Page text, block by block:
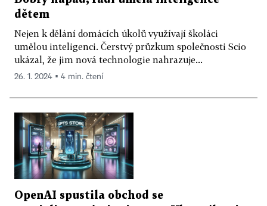
dětem
Nejen k dělání domácích úkolů využívají školáci
umělou inteligenci. Čerstvý průzkum společnosti Scio
ukázal, že jim nová technologie nahrazuje...
26. 1. 2024 ▪ 4 min. čtení
OpenAI spustila obchod se